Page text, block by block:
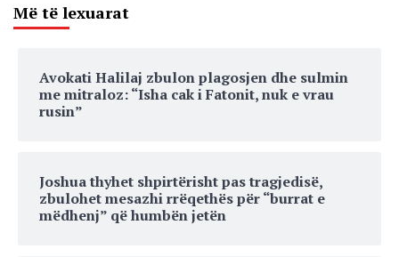
Më të lexuarat
Avokati Halilaj zbulon plagosjen dhe sulmin
me mitraloz: “Isha cak i Fatonit, nuk e vrau
rusin”
Joshua thyhet shpirtërisht pas tragjedisë,
zbulohet mesazhi rrëqethës për “burrat e
mëdhenj” që humbën jetën